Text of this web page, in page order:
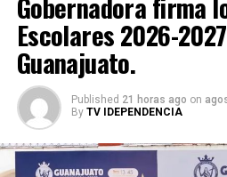
A través de la Dirección de
Escolares 2026-
Guanajuato.
Published 21 horas ago on
By TV IDEPENDENCIA